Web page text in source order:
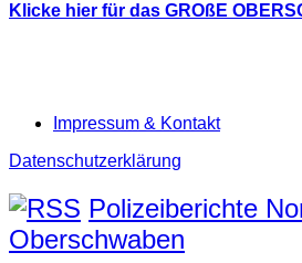
Klicke hier für das GROßE
Impressum & Kontakt
Datenschutzerklärung
Polizeiberichte
Oberschwaben